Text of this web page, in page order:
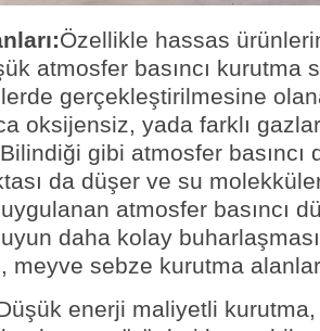
Özellikle hassas
atmosfer basıncı kurutma
gerçekleştirilmesine
oksijensiz, yada farklı
gibi atmosfer basıncı
da düşer ve su
atmosfer basıncı
daha kolay
meyve sebze kurutma
enerji maliyetli